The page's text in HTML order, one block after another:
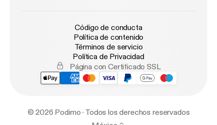
Código de conducta
Política de contenido
Términos de servicio
Política de Privacidad
Página con Certificado SSL
© 2026 Podimo · Todos los derechos reservados